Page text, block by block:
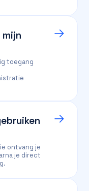
toegang
ontvang je
je direct